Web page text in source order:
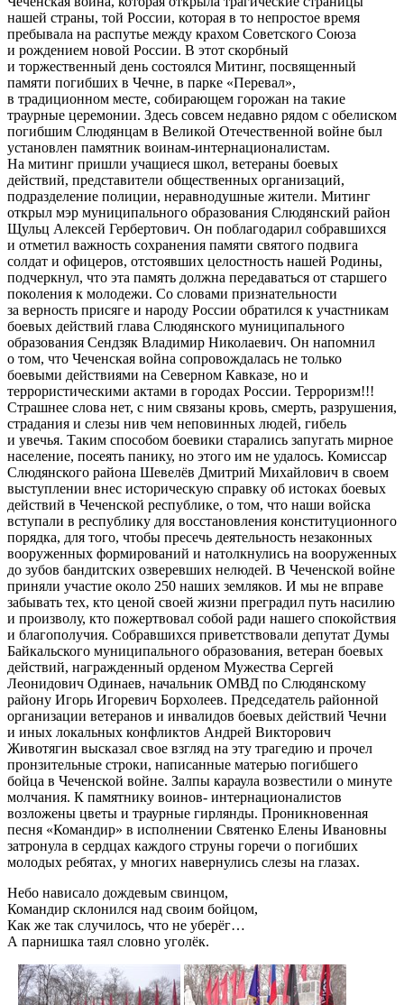
нашей страны, той России, которая в то непростое время
пребывала на распутье между крахом Советского Союза
и рождением новой России. В этот скорбный
и торжественный день состоялся Митинг, посвященный
памяти погибших в Чечне, в парке «Перевал»,
в традиционном месте, собирающем горожан на такие
траурные церемонии. Здесь совсем недавно рядом с обелиском
погибшим Слюдянцам в Великой Отечественной войне был
установлен памятник воинам-интернационалистам.
На митинг пришли учащиеся школ, ветераны боевых
действий, представители общественных организаций,
подразделение полиции, неравнодушные жители. Митинг
открыл мэр муниципального образования Слюдянский район
Щульц Алексей Гербертович. Он поблагодарил собравшихся
и отметил важность сохранения памяти святого подвига
солдат и офицеров, отстоявших целостность нашей Родины,
подчеркнул, что эта память должна передаваться от старшего
поколения к молодежи. Со словами признательности
за верность присяге и народу России обратился к участникам
боевых действий глава Слюдянского муниципального
образования Сендзяк Владимир Николаевич. Он напомнил
о том, что Чеченская война сопровождалась не только
боевыми действиями на Северном Кавказе, но и
террористическими актами в городах России. Терроризм!!!
Страшнее слова нет, с ним связаны кровь, смерть, разрушения,
страдания и слезы нив чем неповинных людей, гибель
и увечья. Таким способом боевики старались запугать мирное
население, посеять панику, но этого им не удалось. Комиссар
Слюдянского района Шевелёв Дмитрий Михайлович в своем
выступлении внес историческую справку об истоках боевых
действий в Чеченской республике, о том, что наши войска
вступали в республику для восстановления конституционного
порядка, для того, чтобы пресечь деятельность незаконных
вооруженных формирований и натолкнулись на вооруженных
до зубов бандитских озверевших нелюдей. В Чеченской войне
приняли участие около 250 наших земляков. И мы не вправе
забывать тех, кто ценой своей жизни преградил путь насилию
и произволу, кто пожертвовал собой ради нашего спокойствия
и благополучия. Собравшихся приветствовали депутат Думы
Байкальского муниципального образования, ветеран боевых
действий, награжденный орденом Мужества Сергей
Леонидович Одинаев, начальник ОМВД по Слюдянскому
району Игорь Игоревич Борхолеев. Председатель районной
организации ветеранов и инвалидов боевых действий Чечни
и иных локальных конфликтов Андрей Викторович
Животягин высказал свое взгляд на эту трагедию и прочел
пронзительные строки, написанные матерью погибшего
бойца в Чеченской войне. Залпы караула возвестили о минуте
молчания. К памятнику воинов- интернационалистов
возложены цветы и траурные гирлянды. Проникновенная
песня «Командир» в исполнении Святенко Елены Ивановны
затронула в сердцах каждого струны горечи о погибших
молодых ребятах, у многих навернулись слезы на глазах.
Небо нависало дождевым свинцом,
Командир склонился над своим бойцом,
Как же так случилось, что не уберёг…
А парнишка таял словно уголёк.